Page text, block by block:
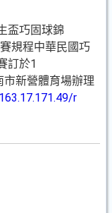
盃巧固球錦
規程中華民國巧
訂於1
新營體育場辦理
r